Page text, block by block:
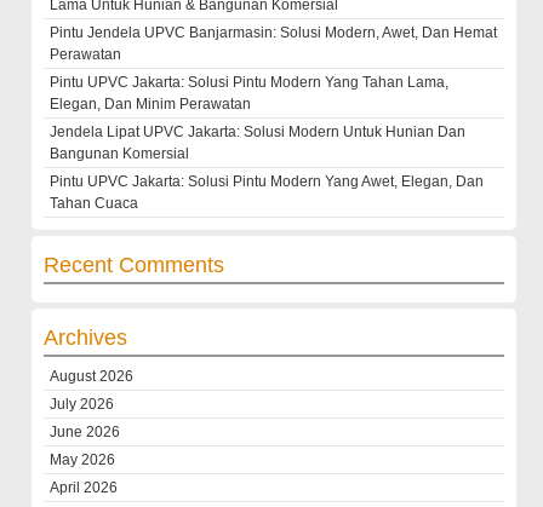
Lama Untuk Hunian & Bangunan Komersial
Pintu Jendela UPVC Banjarmasin: Solusi Modern, Awet, Dan Hemat
Perawatan
Pintu UPVC Jakarta: Solusi Pintu Modern Yang Tahan Lama,
Elegan, Dan Minim Perawatan
Jendela Lipat UPVC Jakarta: Solusi Modern Untuk Hunian Dan
Bangunan Komersial
Pintu UPVC Jakarta: Solusi Pintu Modern Yang Awet, Elegan, Dan
Tahan Cuaca
Recent Comments
Archives
August 2026
July 2026
June 2026
May 2026
April 2026